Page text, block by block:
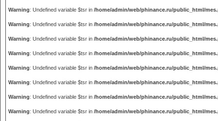
Warning: Undefined variable $tsr in /home/admin/web/phinance.ru/public_html/
Warning: Undefined variable $tsr in /home/admin/web/phinance.ru/public_html/
Warning: Undefined variable $tsr in /home/admin/web/phinance.ru/public_html/
Warning: Undefined variable $tsr in /home/admin/web/phinance.ru/public_html/
Warning: Undefined variable $tsr in /home/admin/web/phinance.ru/public_html/
Warning: Undefined variable $tsr in /home/admin/web/phinance.ru/public_html/
Warning: Undefined variable $tsr in /home/admin/web/phinance.ru/public_html/
Warning: Undefined variable $tsr in /home/admin/web/phinance.ru/public_html/